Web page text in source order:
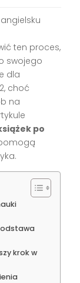
ten proces,
swojego
dla
choć
na
po
krok w